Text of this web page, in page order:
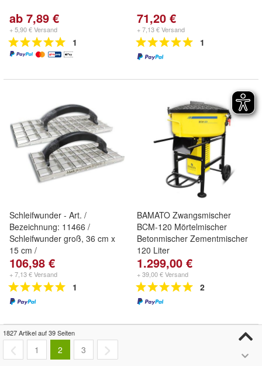
ab 7,89 €
+ 5,90 € Versand
1
71,20 €
+ 7,13 € Versand
1
Schleifwunder - Art. /
Bezeichnung: 11466 /
Schleifwunder groß, 36 cm x
15 cm /
106,98 €
+ 7,13 € Versand
1
BAMATO Zwangsmischer
BCM-120 Mörtelmischer
Betonmischer Zementmischer
120 Liter
1.299,00 €
+ 39,00 € Versand
2
1827 Artikel auf 39 Seiten
1 2 3